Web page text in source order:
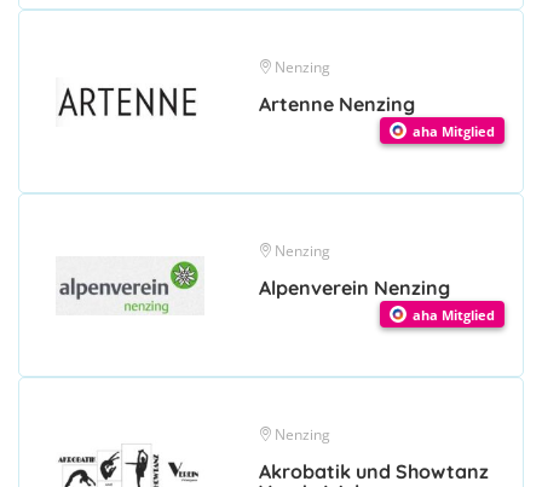
Nenzing
Artenne Nenzing
aha Mitglied
Nenzing
Alpenverein Nenzing
aha Mitglied
Nenzing
Akrobatik und Showtanz